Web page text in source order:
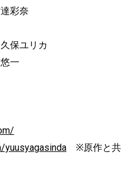
彩奈
保ユリカ
一
※原作と共